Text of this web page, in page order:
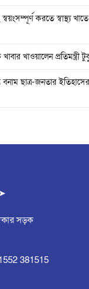
করতে স্বাস্থ্য খাতে
খাওয়ালেন প্রতিমন্ত্রী
ছাত্র-জনতার
সড়ক
381515